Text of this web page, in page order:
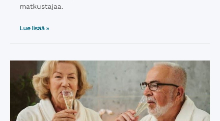
matkustajaa.
Lue lisää »